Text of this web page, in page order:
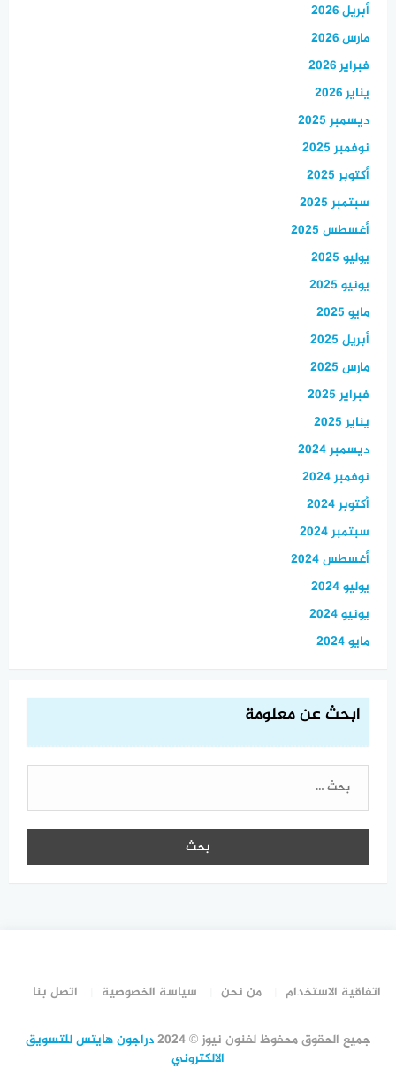
أبريل 2026
مارس 2026
فبراير 2026
يناير 2026
ديسمبر 2025
نوفمبر 2025
أكتوبر 2025
سبتمبر 2025
أغسطس 2025
يوليو 2025
يونيو 2025
مايو 2025
أبريل 2025
مارس 2025
فبراير 2025
يناير 2025
ديسمبر 2024
نوفمبر 2024
أكتوبر 2024
سبتمبر 2024
أغسطس 2024
يوليو 2024
يونيو 2024
مايو 2024
ابحث عن معلومة
البحث
اتفاقية الاستخدام من نحن سياسة الخصوصية اتصل بنا
جميع الحقوق محفوظ لفنون نيوز © 2024
دراجون هايتس للتسويق
الالكتروني